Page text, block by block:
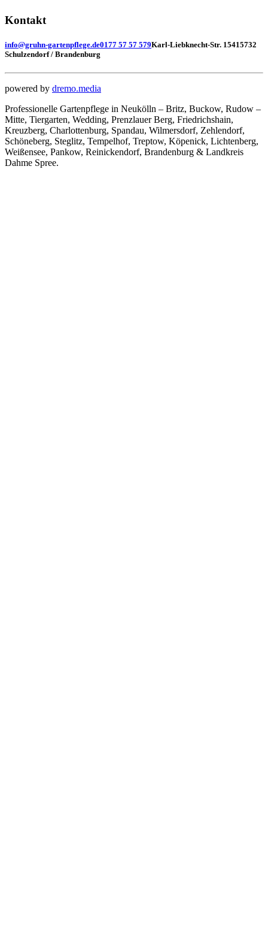
Kontakt
info@gruhn-gartenpflege.de0177 57 57 579Karl-Liebknecht-Str. 15415732
Schulzendorf / Brandenburg
powered by dremo.media
Professionelle Gartenpflege in Neukölln – Britz, Buckow, Rudow –
Mitte, Tiergarten, Wedding, Prenzlauer Berg, Friedrichshain,
Kreuzberg, Charlottenburg, Spandau, Wilmersdorf, Zehlendorf,
Schöneberg, Steglitz, Tempelhof, Treptow, Köpenick, Lichtenberg,
Weißensee, Pankow, Reinickendorf, Brandenburg & Landkreis
Dahme Spree.